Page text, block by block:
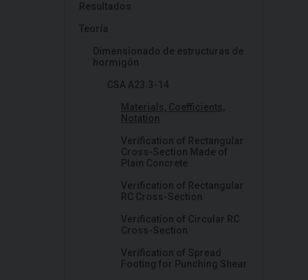
Resultados
Teoría
Dimensionado de estructuras de
hormigón
CSA A23.3-14
Materials, Coefficients,
Notation
Verification of Rectangular
Cross-Section Made of
Plain Concrete
Verification of Rectangular
RC Cross-Section
Verification of Circular RC
Cross-Section
Verification of Spread
Footing for Punching Shear